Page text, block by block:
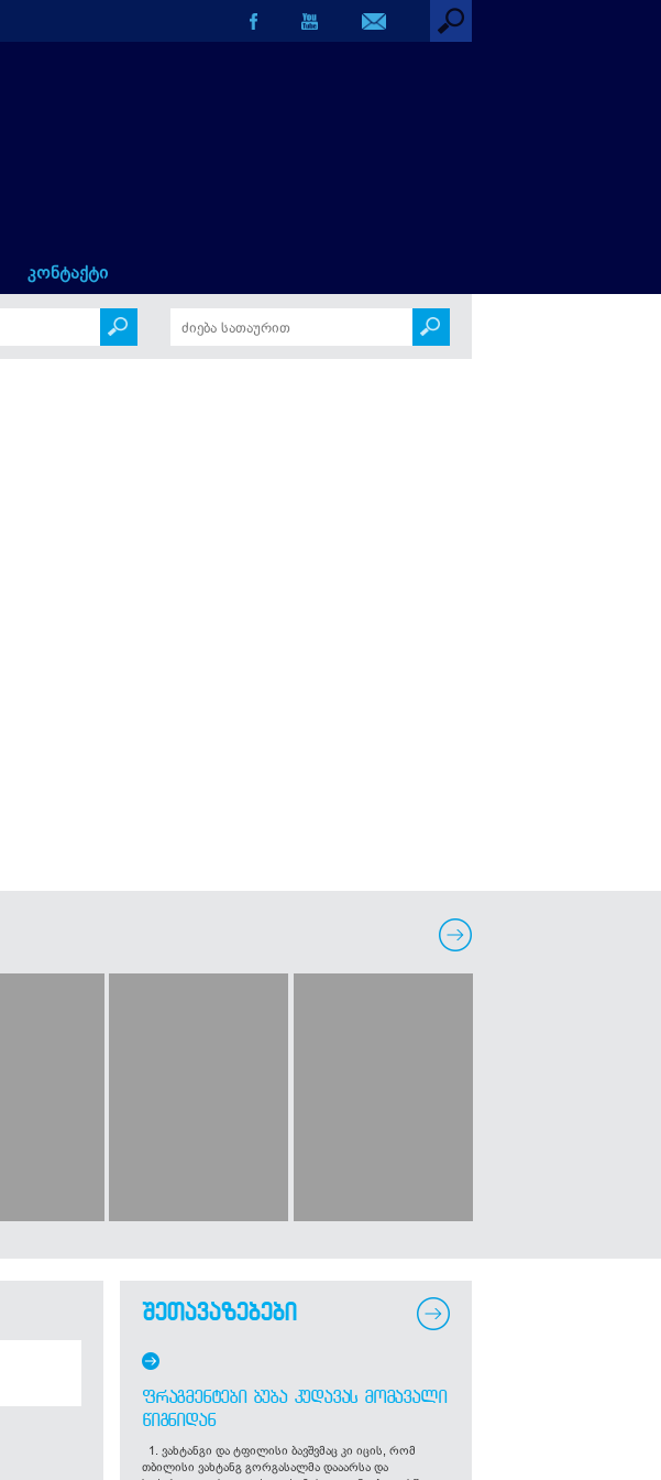
კონტაქტი
შეთავაზებები
ᲤᲠᲐᲒᲛᲔᲜᲢᲔᲑᲘ ᲑᲣᲑᲐ ᲙᲣᲓᲐᲕᲐᲡ ᲛᲝᲛᲐᲕᲐᲚᲘ
ᲬᲘᲒᲜᲘᲓᲐᲜ
1. ვახტანგი და ტფილისი ბავშვმაც კი იცის, რომ
თბილისი ვახტანგ გორგასალმა დააარსა და